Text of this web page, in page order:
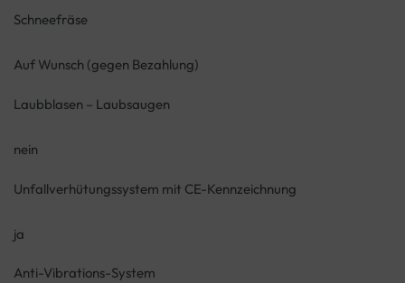
Schneefräse
Auf Wunsch (gegen Bezahlung)
Laubblasen – Laubsaugen
nein
Unfallverhütungssystem mit CE-Kennzeichnung
ja
Anti-Vibrations-System